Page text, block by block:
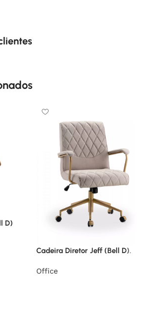
D)
Cadeira Diretor Jeff (Bell D).
Office